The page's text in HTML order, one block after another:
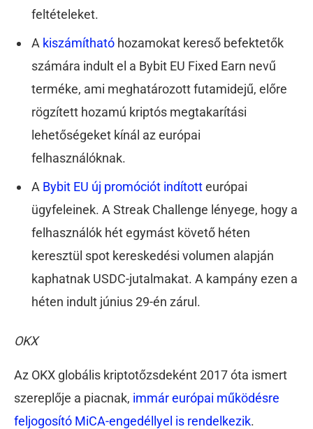
feltételeket.
A kiszámítható hozamokat kereső befektetők
számára indult el a Bybit EU Fixed Earn nevű
terméke, ami meghatározott futamidejű, előre
rögzített hozamú kriptós megtakarítási
lehetőségeket kínál az európai
felhasználóknak.
A Bybit EU új promóciót indítotteurópai
ügyfeleinek. A Streak Challenge lényege, hogy a
felhasználók hét egymást követő héten
keresztül spot kereskedési volumen alapján
kaphatnak USDC-jutalmakat. A kampány ezen a
héten indult június 29-én zárul.
OKX
Az OKX globális kriptotőzsdeként 2017 óta ismert
szereplője a piacnak, immár európai működésre
feljogosító MiCA-engedéllyel is rendelkezik.